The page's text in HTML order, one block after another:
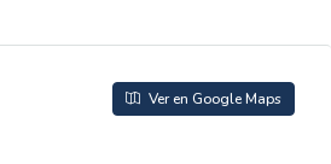
Ver en Google Maps